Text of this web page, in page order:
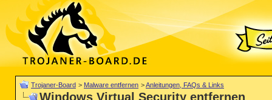
Trojaner-Board > Malware entfernen >Anleitungen, FAQs & Links
Windows Virtual Security entfernen